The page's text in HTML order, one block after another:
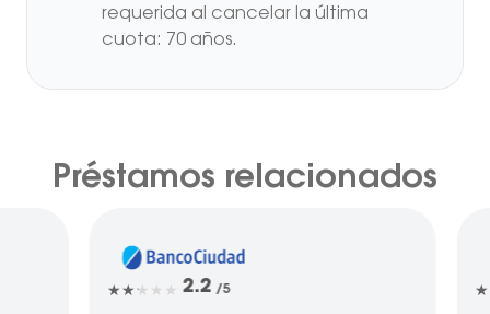
requerida al cancelar la última
cuota: 70 años.
Préstamos relacionados
2.2 /5